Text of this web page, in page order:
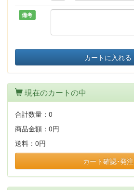
備考
カートに入れる
現在のカートの中
合計数量： 0
商品金額： 0円
送料： 0円
カート確認･発注